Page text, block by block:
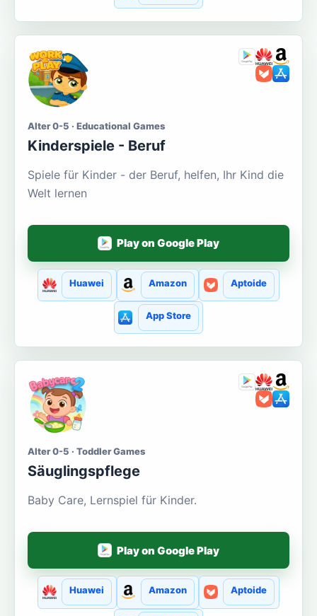
Alter 0-5 · Educational Games
Kinderspiele - Beruf
Spiele für Kinder - der Beruf, helfen, Ihr Kind die
Welt lernen
Play on Google Play
Huawei Amazon Aptoide
App Store
Alter 0-5 · Toddler Games
Säuglingspflege
Baby Care, Lernspiel für Kinder.
Play on Google Play
Huawei Amazon Aptoide